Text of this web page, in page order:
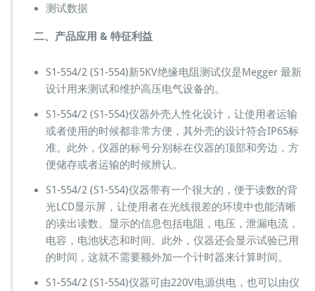
连
性
测
量
M
e
g
g
e
A
V
O
测试数据
二、产品应用 & 特征利益
S1-554/2 (S1-554)新5KV绝缘电阻测试仪是Megger 最新
设计用来测试和维护高压电气设备的。
S1-554/2 (S1-554)仪器外壳人性化设计，让使用者运输
或者使用的时候都非常方便，其外壳的设计符合IP65标
准。此外，仪器的标号分别标在仪器的顶部和旁边，方
便储存或者运输的时候辨认。
S1-554/2 (S1-554)仪器带有一个很大的，便于读数的背
光LCD显示屏，让使用者在光线很差的环境中也能清晰
的读出读数。显示的信息包括电阻，电压，泄漏电流，
电容，电池状态和时间。此外，仪器还会显示试验已用
的时间，这就不需要额外加一个计时器来计算时间。
S1-554/2 (S1-554)仪器可由220V电源供电，也可以由仪